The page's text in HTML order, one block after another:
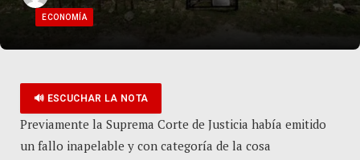
ECONOMÍA
🔊 ESCUCHAR LA NOTA
Previamente la Suprema Corte de Justicia había emitido
un fallo inapelable y con categoría de la cosa